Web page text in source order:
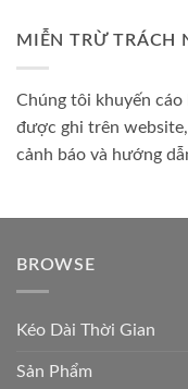
MIỄN TRỪ TRÁCH
Chúng tôi khuyến
được ghi trên
cảnh báo và hướng
BROWSE
Kéo Dài Thời Gian
Sản Phẩm